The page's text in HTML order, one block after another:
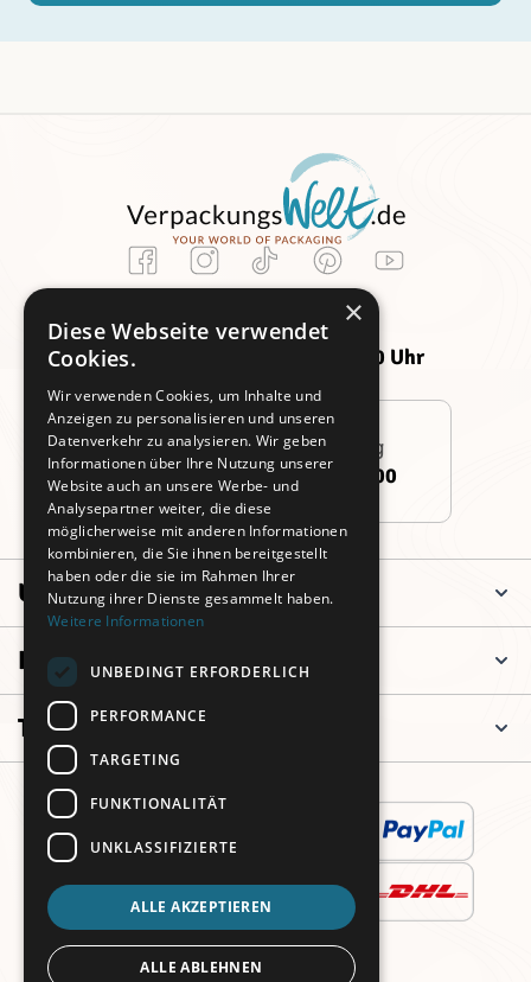
Kundenservice
Montag -
Donnerstag:
09:00 - 16:00 Uhr
Freitag:
09:00 - 14:00 Uhr
Persönliche Beratung
+49 (0)911 3260 6700
Unternehmen
Informationen
Top Kategorien
×
Diese Webseite verwendet
Cookies.
Wir verwenden Cookies, um Inhalte und
Anzeigen zu personalisieren und unseren
Datenverkehr zu analysieren. Wir geben
Informationen über Ihre Nutzung unserer
Website auch an unsere Werbe- und
Analysepartner weiter, die diese
möglicherweise mit anderen Informationen
kombinieren, die Sie ihnen bereitgestellt
haben oder die sie im Rahmen Ihrer
Nutzung ihrer Dienste gesammelt haben.
Weitere Informationen
UNBEDINGT ERFORDERLICH
PERFORMANCE
TARGETING
FUNKTIONALITÄT
UNKLASSIFIZIERTE
ALLE AKZEPTIEREN
ALLE ABLEHNEN